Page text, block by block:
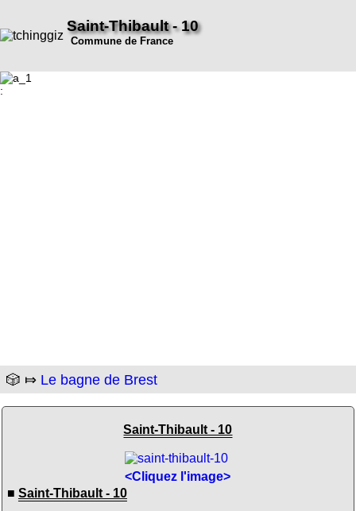
Saint-Thibault - 10
Commune de France
:
🎲 ⤇ Le bagne de Brest
Saint-Thibault - 10
<Cliquez l'image>
■ Saint-Thibault - 10